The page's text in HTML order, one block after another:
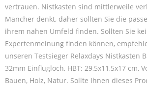
vertrauen. Nistkasten sind mittlerweile
Mancher denkt, daher sollten Sie die
ihrem nahen Umfeld finden. Sollten Sie
Expertenmeinung finden können,
unseren Testsieger Relaxdays Nistkasten
32mm Einflugloch, HBT: 29,5x11,5x17 cm,
Bauen, Holz, Natur. Sollte Ihnen dieses